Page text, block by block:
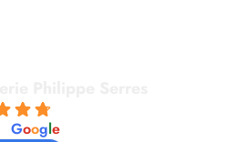
Philippe Serres
Google